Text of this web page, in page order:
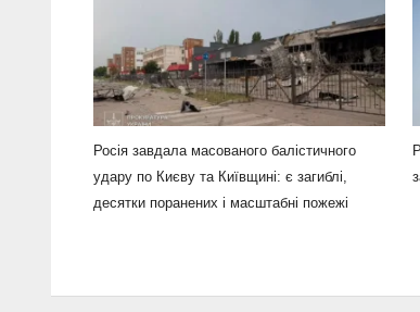
Росія завдала масованого балістичного
удару по Києву та Київщині: є загиблі,
десятки поранених і масштабні пожежі